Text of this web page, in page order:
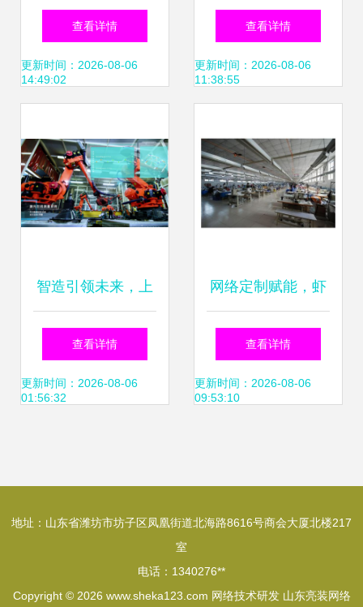
数据共享与网络技
术研发 破解信息孤
查看详情
更新时间：2026-08-06
14:49:02
来——沃尔沃汽车
大庆工厂获评黑龙
查看详情
更新时间：2026-08-06
11:38:55
智造引领未来，上
汽乘用车荣膺国家
级智能制造标杆企
查看详情
更新时间：2026-08-06
01:56:32
网络定制赋能，虾
想以技术研发效率
革新服饰行业格局
查看详情
更新时间：2026-08-06
09:53:10
地址：山东省潍坊市坊子区凤凰街道北海路8616号商会大厦北楼217
室
电话：1340276**
Copyright © 2026 www.sheka123.com 网络技术研发 山东亮装网络